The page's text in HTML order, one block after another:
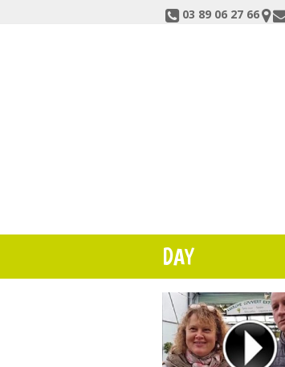
03 89 06 27 66
DAY